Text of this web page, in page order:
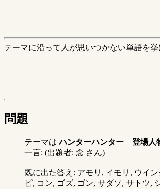
テーマに沿って人が思いつかない単語を挙
問題
テーマはハンターハンター 登場人
一言: (出題者: 念 さん)
既に出た答え: アモリ, イモリ, ウイ
ピ, コン, ゴズ, ゴン, サダソ, サトツ,